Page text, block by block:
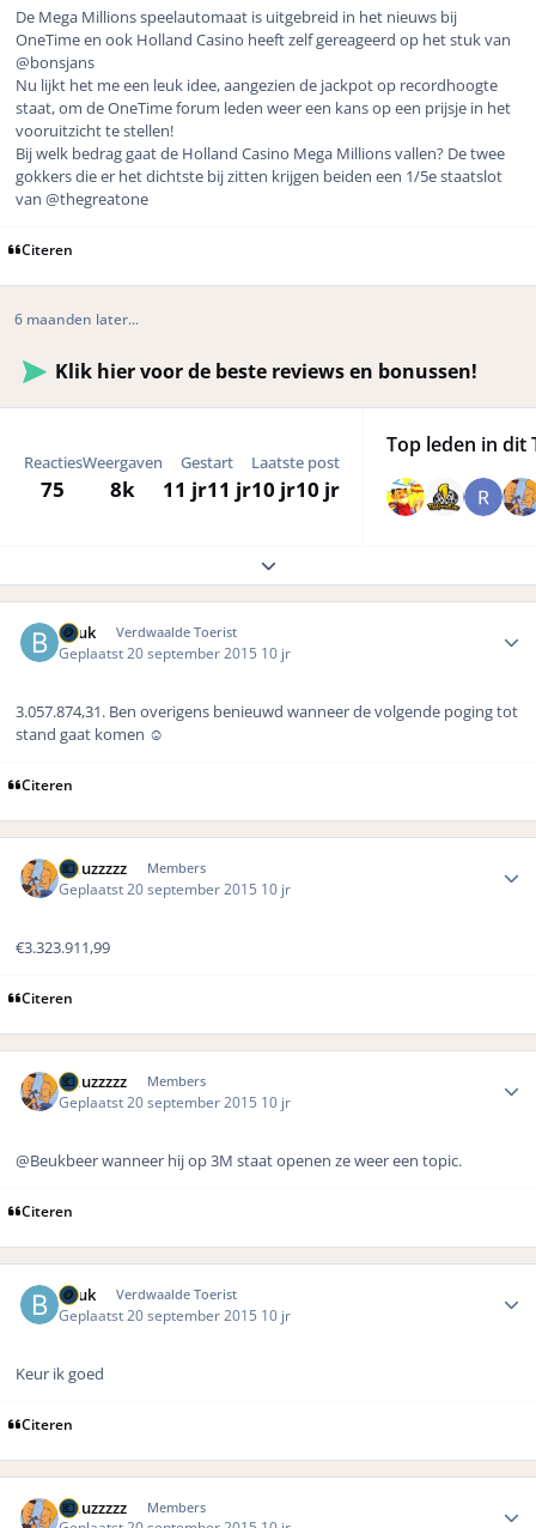
De Mega Millions speelautomaat is uitgebreid in het nieuws bij
OneTime en ook Holland Casino heeft zelf gereageerd op het stuk van
@bonsjans
Nu lijkt het me een leuk idee, aangezien de jackpot op recordhoogte
staat, om de OneTime forum leden weer een kans op een prijsje in het
vooruitzicht te stellen!
Bij welk bedrag gaat de Holland Casino Mega Millions vallen? De twee
gokkers die er het dichtste bij zitten krijgen beiden een 1/5e staatslot
van @thegreatone
Citeren
6 maanden later...
Klik hier voor de beste reviews en bonussen!
Reacties
75
Weergaven
8k
Gestart
11 jr11 jr
Laatste post
10 jr10 jr
Top leden in dit
Expand topic overview
Beuk Verdwaalde Toerist
Geplaatst 20 september 2015 10 jr
3.057.874,31. Ben overigens benieuwd wanneer de volgende poging tot
stand gaat komen ☺️
Citeren
wauzzzzz Members
Geplaatst 20 september 2015 10 jr
€3.323.911,99
Citeren
wauzzzzz Members
Geplaatst 20 september 2015 10 jr
@Beukbeer wanneer hij op 3M staat openen ze weer een topic.
Citeren
Beuk Verdwaalde Toerist
Geplaatst 20 september 2015 10 jr
Keur ik goed
Citeren
wauzzzzz Members